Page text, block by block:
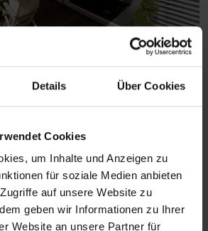
Details Über Cookies
Cookies
um Inhalte und Anzeigen zu
für soziale Medien anbieten
auf unsere Website zu
geben wir Informationen zu Ihrer
Website an unsere Partner für